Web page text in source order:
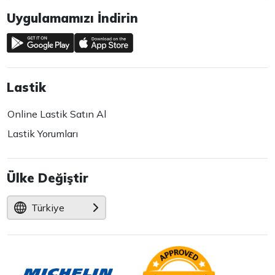
Uygulamamızı İndirin
Lastik
Online Lastik Satın Al
Lastik Yorumları
Ülke Değiştir
Türkiye